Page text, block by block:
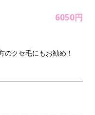
6050円
クセ毛にもお勧め！